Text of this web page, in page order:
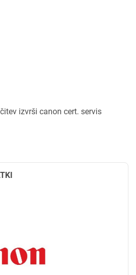
izvrši canon cert. servis